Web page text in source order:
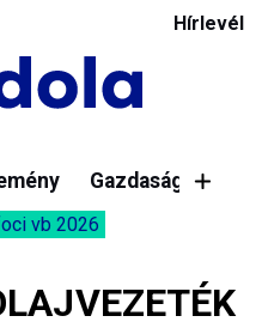
Hírlevél
Gazdaság
vb 2026